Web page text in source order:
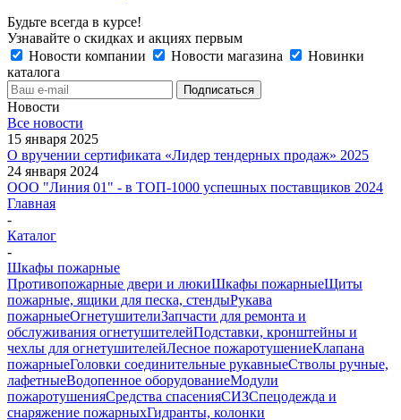
Будьте всегда в курсе!
Узнавайте о скидках и акциях первым
Новости компании
Новости магазина
Новинки
каталога
Новости
Все новости
15 января 2025
О вручении сертификата «Лидер тендерных продаж» 2025
24 января 2024
ООО "Линия 01" - в ТОП-1000 успешных поставщиков 2024
Главная
-
Каталог
-
Шкафы пожарные
Противопожарные двери и люкиШкафы пожарныеЩиты
пожарные, ящики для песка, стендыРукава
пожарныеОгнетушителиЗапчасти для ремонта и
обслуживания огнетушителейПодставки, кронштейны и
чехлы для огнетушителейЛесное пожаротушениеКлапана
пожарныеГоловки соединительные рукавныеСтволы ручные,
лафетныеВодопенное оборудованиеМодули
пожаротушенияСредства спасенияСИЗСпецодежда и
снаряжение пожарныхГидранты, колонки